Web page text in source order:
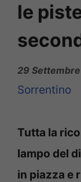
le
29
Sorrentino
Tutta la
lampo del
in piazza e